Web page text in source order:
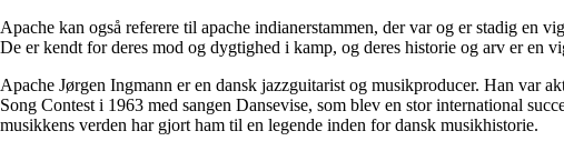
Apache kan også referere til apache indianerstammen, der var og er stadig
De er kendt for deres mod og dygtighed i kamp, og deres historie og arv er en
Apache Jørgen Ingmann er en dansk jazzguitarist og musikproducer. Han var
Song Contest i 1963 med sangen Dansevise, som blev en stor international
musikkens verden har gjort ham til en legende inden for dansk musikhistorie.